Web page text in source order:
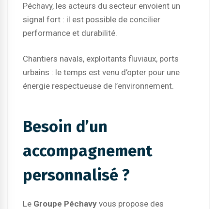
Péchavy, les acteurs du secteur envoient un
signal fort : il est possible de concilier
performance et durabilité.
Chantiers navals, exploitants fluviaux, ports
urbains : le temps est venu d’opter pour une
énergie respectueuse de l’environnement.
Besoin d’un
accompagnement
personnalisé ?
Le Groupe Péchavy vous propose des